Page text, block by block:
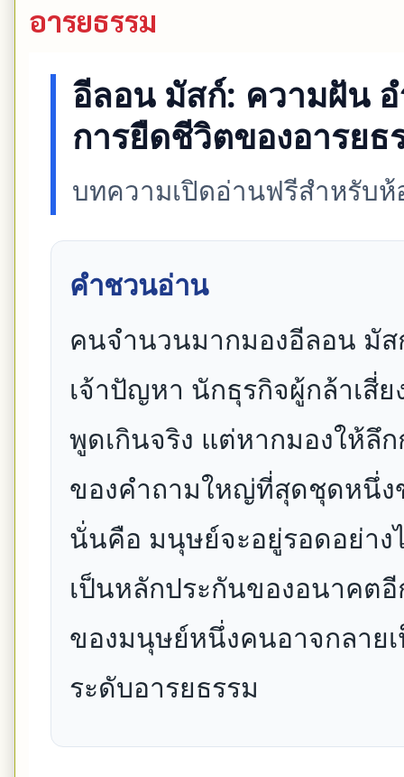
อารยธรรม
อีลอน มัสก์: ความฝัน
การยืดชีวิตของอารยธ
บทความเปิดอ่านฟรีสำหรับ
คำชวนอ่าน
คนจำนวนมากมองอีลอน มั
เจ้าปัญหา นักธุรกิจผู้กล้าเสี่
พูดเกินจริง แต่หากมองให้ลึ
ของคำถามใหญ่ที่สุดชุดหนึ่
นั่นคือ มนุษย์จะอยู่รอดอย่าง
เป็นหลักประกันของอนาคต
ของมนุษย์หนึ่งคนอาจกลาย
ระดับอารยธรรม